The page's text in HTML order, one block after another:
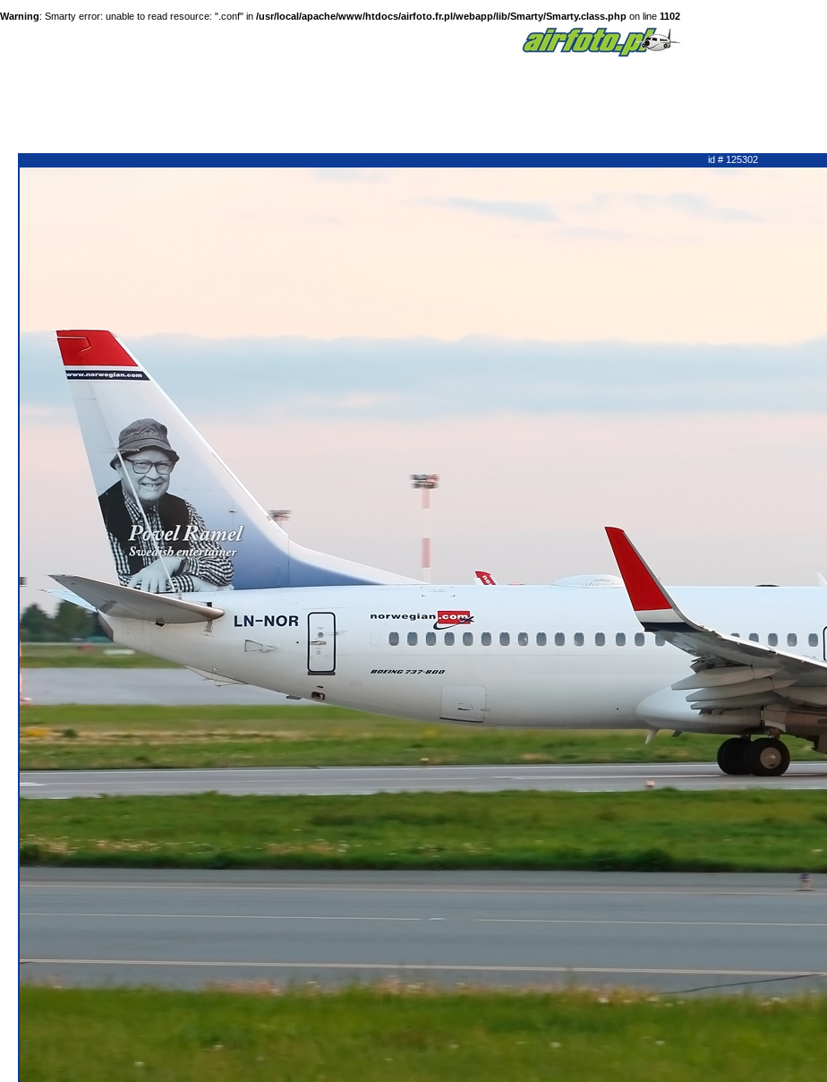
Warning: Smarty error: unable to read resource: ".conf" in /usr/local/apache/www/htdocs/airfoto.fr.pl/webapp/lib/Smarty/Smarty.class.php on line 1102
id # 125302